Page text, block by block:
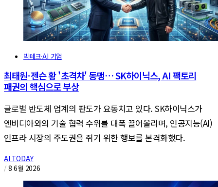
빅테크·AI 기업
최태원-젠슨 황 '초격차' 동맹… SK하이닉스, AI 팩토리
패권의 핵심으로 부상
글로벌 반도체 업계의 판도가 요동치고 있다. SK하이닉스가
엔비디아와의 기술 협력 수위를 대폭 끌어올리며, 인공지능(AI)
인프라 시장의 주도권을 쥐기 위한 행보를 본격화했다.
AI TODAY
/ 8 6월 2026